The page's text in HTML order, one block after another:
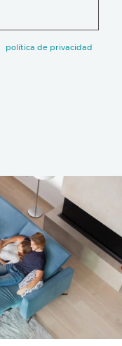
política de privacidad